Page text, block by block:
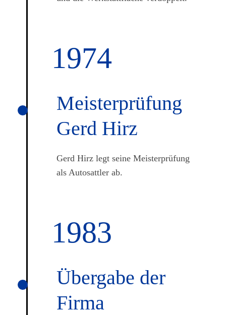
1974
Meister­prüfung
Gerd Hirz
Gerd Hirz legt seine Meisterprüfung
als Autosattler ab.
1983
Übergabe der
Firma